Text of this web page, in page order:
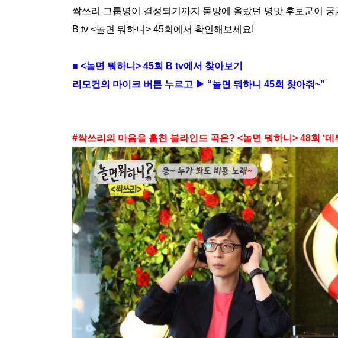
싹쓰리 그룹명이 결정되기까지 물망에 올랐던 병맛 후보군이 궁
B tv <놀면 뭐하니 > 45회에서 확인해보세요!
■ <놀면 뭐하니 > 45회 B tv에서 찾아보기
리모컨의 마이크 버튼 누르고 ▶ “놀면 뭐하니 45회 찾아줘~”
#싹쓰리의 마음을 훔친 블라인드 곡은? <놀면 뭐하니 > 48회 ‘데